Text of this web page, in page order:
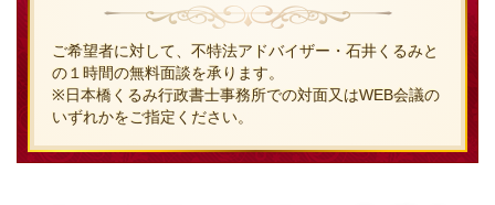
ご希望者に対して、不特法アドバイザー・石井くるみと
の１時間の無料面談を承ります。
※日本橋くるみ行政書士事務所での対面又はWEB会議の
いずれかをご指定ください。